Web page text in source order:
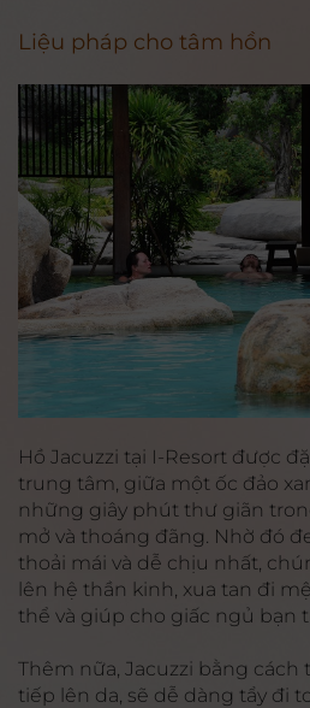
Liệu pháp cho tâm hồn
Hồ Jacuzzi tại I-Resort được
trung tâm, giữa một ốc đảo
những giây phút thư giãn
mở và thoáng đãng. Nhờ đó
thoải mái và dễ chịu nhất,
lên hệ thần kinh, xua tan đi
thể và giúp cho giấc ngủ bạn
Thêm nữa, Jacuzzi bằng
tiếp lên da, sẽ dễ dàng tẩy đi